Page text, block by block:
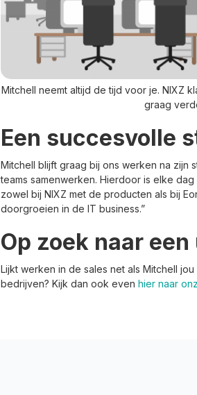
Mitchell neemt altijd de tijd voor je. NIXZ
graag
Een succesvolle
Mitchell blijft graag bij ons werken na zijn
teams samenwerken. Hierdoor is elke
zowel bij NIXZ met de producten als bij
doorgroeien in de IT business.”
Op zoek naar
Lijkt werken in de sales net als Mitchell
bedrijven? Kijk dan ook even hier naar